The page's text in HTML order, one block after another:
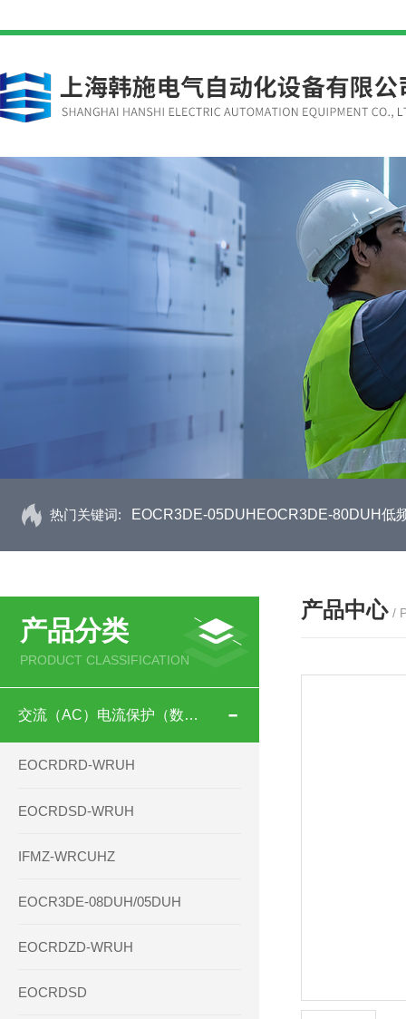
热门关键词: EOCR3DE-05DUHEOCR3DE-80DUH低
产品分类
PRODUCT CLASSIFICATION
交流（AC）电流保护（数码型）
EOCRDRD-WRUH
EOCRDSD-WRUH
IFMZ-WRCUHZ
EOCR3DE-08DUH/05DUH
EOCRDZD-WRUH
EOCRDSD
产品中心 /